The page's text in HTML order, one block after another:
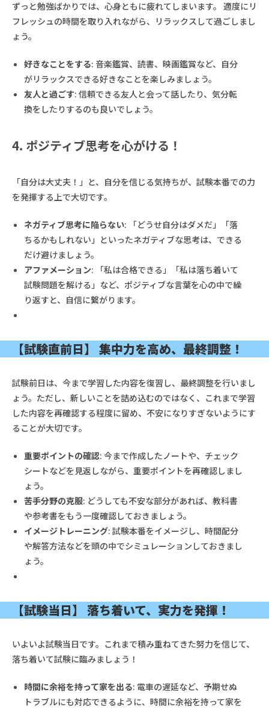
ずっと勉強ばかりでは、心身ともに疲れてしまいます。 適度にリ
フレッシュの時間を取り入れながら、リラックスして過ごしまし
ょう。
好きなことをする: 音楽鑑賞、読書、映画鑑賞など、自分
がリラックスできる好きなことを楽しみましょう。
友人と過ごす: 信頼できる友人と会って話したり、気分転
換をしたりするのも良いでしょう。
4. ポジティブ思考を心がける！
「自分は大丈夫！」と、自分を信じる気持ちが、試験本番での力
を発揮する上で大切です。
ネガティブ思考に陥らない: 「どうせ自分はダメだ」「落
ちるかもしれない」といったネガティブな思考は、できる
だけ避けましょう。
アファメーション: 「私は合格できる」「私は落ち着いて
試験問題を解ける」など、ポジティブな言葉を心の中で繰
り返すと、自信に繋がります。
【試験直前日】 集中力を高め、最終調整！
試験前日は、今まで学習した内容を復習し、最終調整を行いまし
ょう。ただし、新しいことを詰め込むのではなく、これまで学習
した内容を再確認する程度に留め、不安になりすぎないようにす
ることが大切です。
重要ポイントの確認: 今まで作成したノートや、チェック
シートなどを見返しながら、重要ポイントを再確認しまし
ょう。
苦手分野の克服: どうしても不安な部分があれば、教科書
や参考書をもう一度確認しておきましょう。
イメージトレーニング: 試験本番をイメージし、時間配分
や解答方法などを頭の中でシミュレーションしておきまし
ょう。
【試験当日】 落ち着いて、実力を発揮！
いよいよ試験当日です。これまで積み重ねてきた努力を信じて、
落ち着いて試験に臨みましょう！
時間に余裕を持って家を出る: 電車の遅延など、予期せぬ
トラブルにも対応できるように、時間に余裕を持って家を